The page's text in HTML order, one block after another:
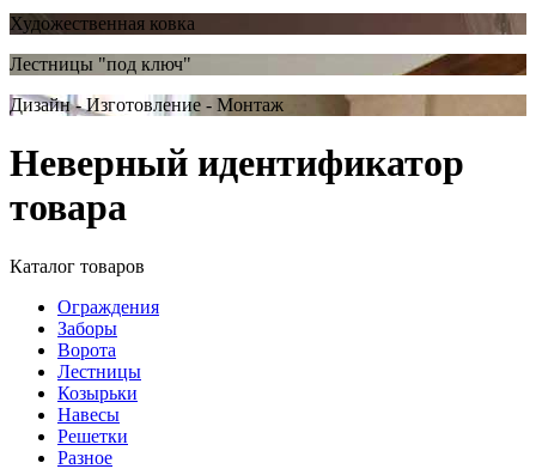
Художественная ковка
Лестницы "под ключ"
Дизайн - Изготовление - Монтаж
Неверный идентификатор
товара
Каталог товаров
Ограждения
Заборы
Ворота
Лестницы
Козырьки
Навесы
Решетки
Разное